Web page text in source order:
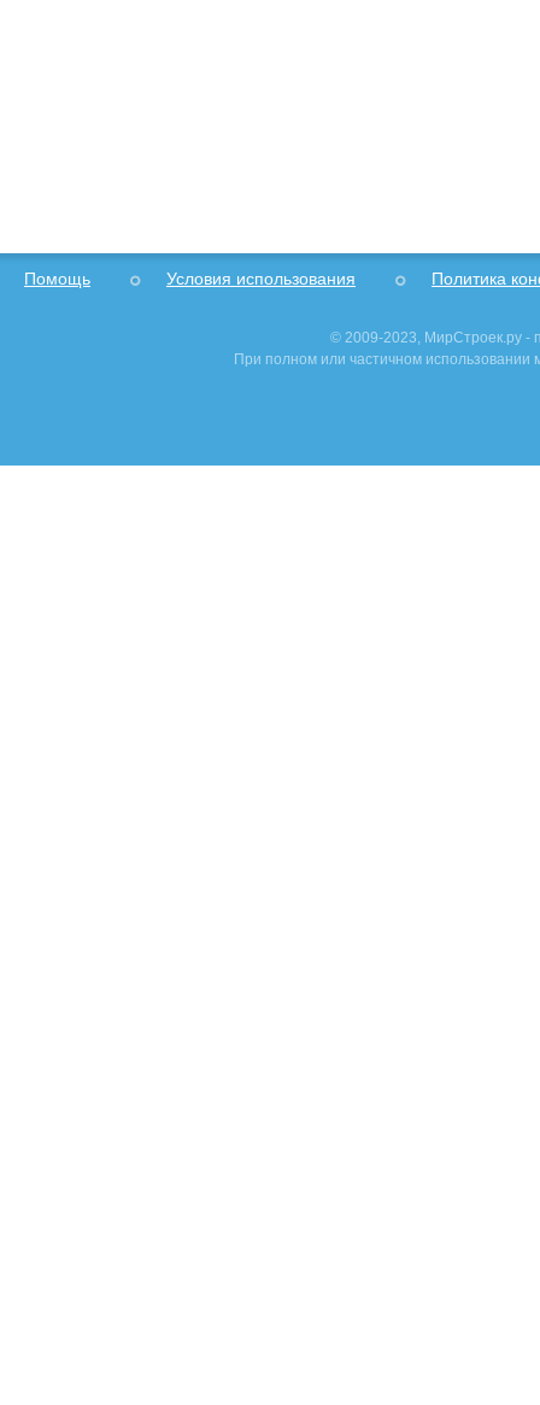
Помощь Условия использования Политика
© 2009-2023, МирСтроек.ру -
При полном или частичном использовании